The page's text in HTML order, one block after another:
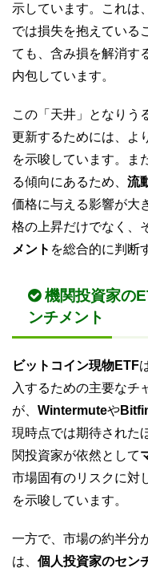
示しています。これは
では損失を抱えている
ても、含み損を解消す
内包しています。
この「天井」となりう
更新するためには、よ
を示唆しています。ま
る傾向にあるため、 流
価格に与える影響が大
格の上昇だけでなく、
メント を総合的に判断
機関投資家の
ンチメント
ビットコイン現物ETF
入するための主要なチ
が、 Wintermuteや
現時点では期待された
関投資家が依然として
市場固有のリスクに対
を示唆しています。
一方で、市場の約半分
は、 個人投資家のセン